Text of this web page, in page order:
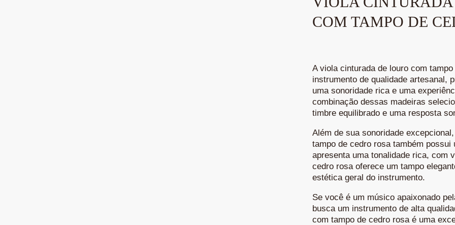
COM TAMPO DE
A viola cinturada de louro com
instrumento de qualidade artesanal,
uma sonoridade rica e uma
combinação dessas madeiras
timbre equilibrado e uma resposta
Além de sua sonoridade
tampo de cedro rosa também
apresenta uma tonalidade rica, com
cedro rosa oferece um tampo
estética geral do instrumento.
Se você é um músico apaixonado
busca um instrumento de alta
com tampo de cedro rosa é uma